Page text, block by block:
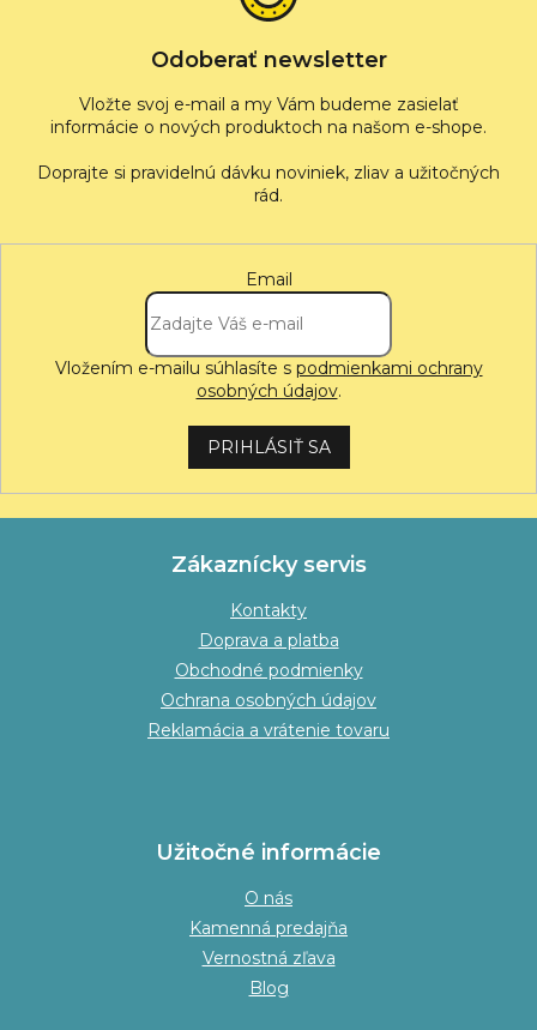
Odoberať newsletter
Vložte svoj e-mail a my Vám budeme zasielať
informácie o nových produktoch na našom e-shope.
Email
Vložením e-mailu súhlasíte s podmienkami ochrany
osobných údajov.
PRIHLÁSIŤ SA
Zákaznícky servis
Kontakty
Doprava a platba
Obchodné podmienky
Ochrana osobných údajov
Reklamácia a vrátenie tovaru
Užitočné informácie
O nás
Kamenná predajňa
Vernostná zľava
Blog